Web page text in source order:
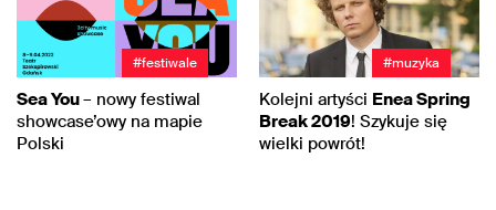
#festiwale
Sea You– nowy festiwal
showcase’owy na mapie
Polski
#muzyka
Kolejni artyści Enea Spring
Break 2019! Szykuje się
wielki powrót!